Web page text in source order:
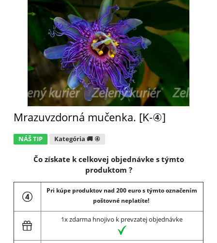
Mrazuvzdorná mučenka. [K-④]
NÁŠ TIP Kategória 🚚 ④
Čo získate k celkovej objednávke s týmto
produktom ?
Pri kúpe produktov nad 200 euro s týmto označením
poštovné neplatíte!
1x zdarma hnojivo k prevzatej objednávke